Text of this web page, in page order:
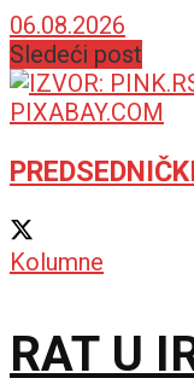
Kinom
06.08.2026
Sledeći post
Kolumne
RAT U